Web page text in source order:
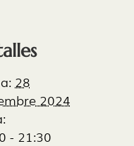
28
2024
- 21:30